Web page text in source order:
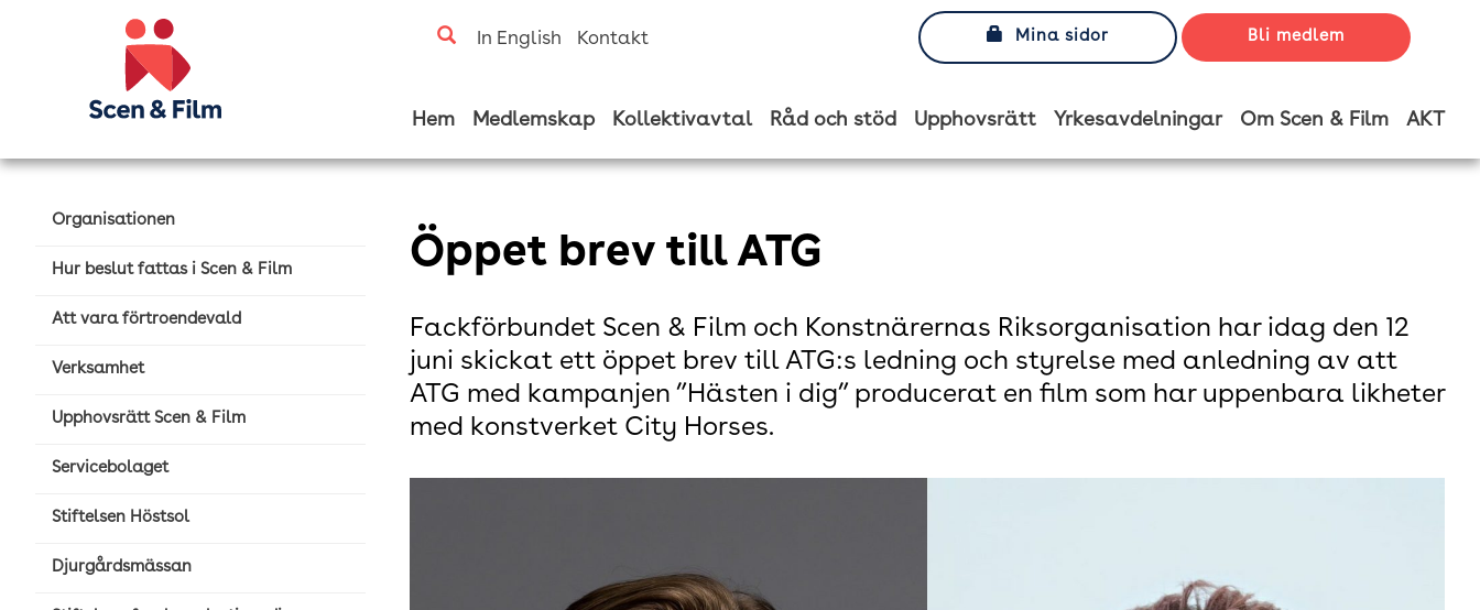
In English Kontakt Mina sidor Bli medlem
Hem Medlemskap Kollektivavtal Råd och stöd Upphovsrätt Yrkesavdelningar Om Scen & Film AKT
Organisationen
Hur beslut fattas i Scen & Film
Att vara förtroendevald
Verksamhet
Upphovsrätt Scen & Film
Servicebolaget
Stiftelsen Höstsol
Djurgårdsmässan
Öppet brev till ATG
Fackförbundet Scen & Film och Konstnärernas Riksorganisation har idag den 12
juni skickat ett öppet brev till ATG:s ledning och styrelse med anledning av att
ATG med kampanjen ”Hästen i dig” producerat en film som har uppenbara likheter
med konstverket City Horses.